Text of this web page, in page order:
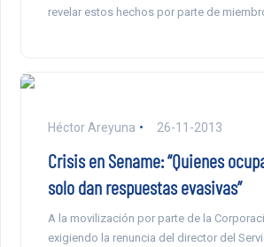
revelar estos hechos por parte de
Héctor Areyuna 26-11-2013
Crisis en Sename: “Quienes
solo dan respuestas evasivas”
A la movilización por parte de la
exigiendo la renuncia del director del